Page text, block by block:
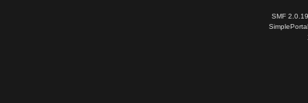
SMF 2.0.19